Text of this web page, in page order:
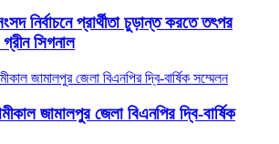
নির্বাচনে প্রার্থীতা চুড়ান্ত করতে তৎপর
সিগনাল
জামালপুর জেলা বিএনপির দ্বি-বার্ষিক